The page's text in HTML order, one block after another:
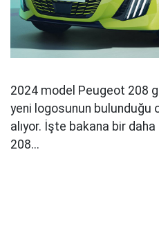
2024 model Peugeot 208
yeni logosunun bulunduğu
alıyor. İşte bakana bir
208...